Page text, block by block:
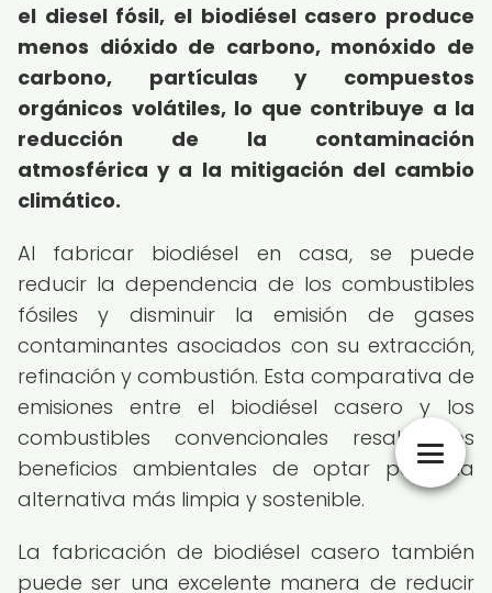
el diesel fósil, el biodiésel casero produce
menos dióxido de carbono, monóxido de
carbono, partículas y compuestos
orgánicos volátiles, lo que contribuye a la
reducción de la contaminación
atmosférica y a la mitigación del cambio
climático.
Al fabricar biodiésel en casa, se puede
reducir la dependencia de los combustibles
fósiles y disminuir la emisión de gases
contaminantes asociados con su extracción,
refinación y combustión. Esta comparativa de
emisiones entre el biodiésel casero y los
combustibles convencionales resalta los
beneficios ambientales de optar por una
alternativa más limpia y sostenible.
La fabricación de biodiésel casero también
puede ser una excelente manera de reducir